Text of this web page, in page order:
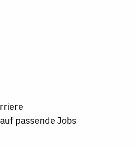
passende Jobs